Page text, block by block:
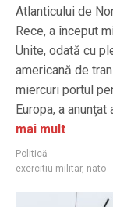
Atlanticului de
Rece, a început
Unite, odată cu
americană de
miercuri portul
Europa, a
mai mult
Politică
exercitiu militar, nato